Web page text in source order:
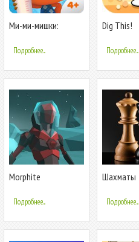
Ми-ми-мишки:
Подробнее...
Dig This!
Подробнее...
Morphite
Подробнее...
Шахматы
Подробнее...